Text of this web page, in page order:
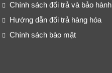
Chính sách đổi trả và bảo hành
Hướng dẫn đổi trả hàng hóa
Chính sách bào mật